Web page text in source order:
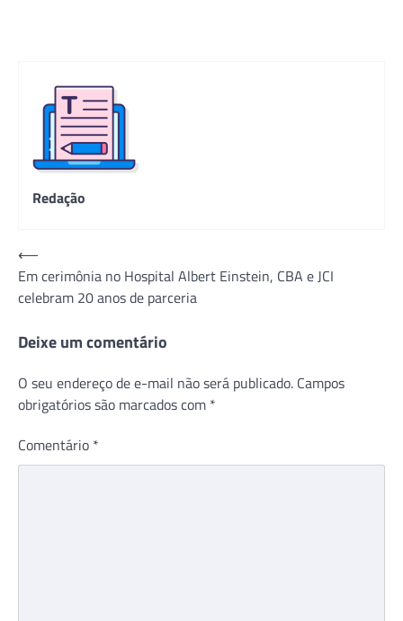
Redação
Navegação
de
Post
⟵
Em cerimônia no Hospital Albert Einstein, CBA e JCI
celebram 20 anos de parceria
Deixe um comentário
O seu endereço de e-mail não será publicado. Campos
obrigatórios são marcados com *
Comentário *